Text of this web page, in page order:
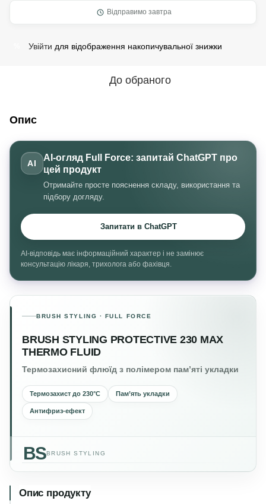
Відправимо завтра
Увійти для відображення накопичувальної знижки
До обраного
Опис
AI
AI-огляд Full Force: запитай ChatGPT про
цей продукт
Отримайте просте пояснення складу, використання та
підбору догляду.
Запитати в ChatGPT
AI-відповідь має інформаційний характер і не замінює
консультацію лікаря, трихолога або фахівця.
BRUSH STYLING · FULL FORCE
BRUSH STYLING PROTECTIVE 230 MAX
THERMO FLUID
Термозахисний флюїд з полімером пам’яті укладки
Термозахист до 230°C Пам’ять укладки
Антифриз-ефект
BSBRUSH STYLING
Опис продукту